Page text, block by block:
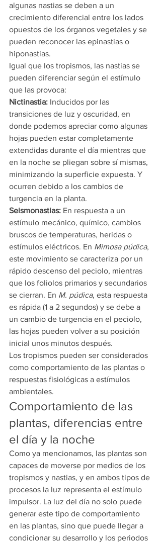
algunas nastias se deben a un
crecimiento diferencial entre los lados
opuestos de los órganos vegetales y se
pueden reconocer las epinastias o
hiponastias.
Igual que los tropismos, las nastias se
pueden diferenciar según el estímulo
que las provoca:
Nictinastia: Inducidos por las
transiciones de luz y oscuridad, en
donde podemos apreciar como algunas
hojas pueden estar completamente
extendidas durante el día mientras que
en la noche se pliegan sobre sí mismas,
minimizando la superficie expuesta. Y
ocurren debido a los cambios de
turgencia en la planta.
Seismonastias: En respuesta a un
estímulo mecánico, químico, cambios
bruscos de temperaturas, heridas o
estímulos eléctricos. En Mimosa púdica,
este movimiento se caracteriza por un
rápido descenso del peciolo, mientras
que los foliolos primarios y secundarios
se cierran. En M. púdica, esta respuesta
es rápida (1 a 2 segundos) y se debe a
un cambio de turgencia en el peciolo,
las hojas pueden volver a su posición
inicial unos minutos después.
Los tropismos pueden ser considerados
como comportamiento de las plantas o
respuestas fisiológicas a estímulos
ambientales.
Comportamiento de las
plantas, diferencias entre
el día y la noche
Como ya mencionamos, las plantas son
capaces de moverse por medios de los
tropismos y nastias, y en ambos tipos de
procesos la luz representa el estímulo
impulsor. La luz del día no solo puede
generar este tipo de comportamiento
en las plantas, sino que puede llegar a
condicionar su desarrollo y los periodos